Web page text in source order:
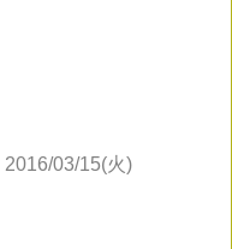
2016/03/15(火)